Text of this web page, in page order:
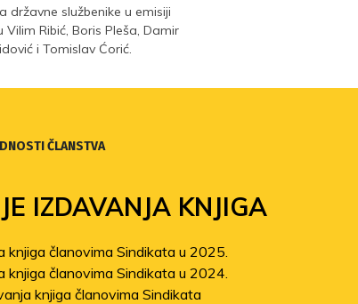
državne službenike u emisiji
Ribić, Boris Pleša, Damir
i Tomislav Ćorić.
ČLANSTVA
IZDAVANJA KNJIGA
knjiga članovima Sindikata u 2025.
knjiga članovima Sindikata u 2024.
knjiga članovima Sindikata